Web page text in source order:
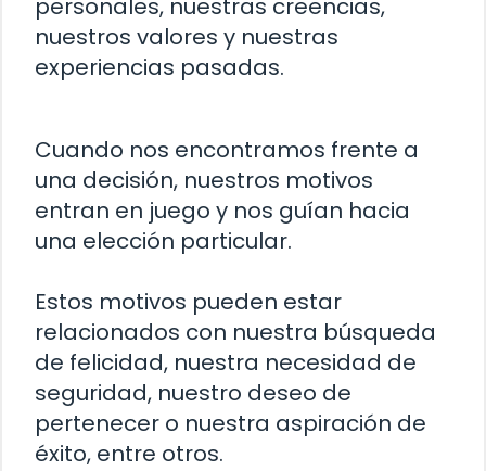
personales, nuestras creencias,
nuestros valores y nuestras
experiencias pasadas.
Cuando nos encontramos frente a
una decisión, nuestros motivos
entran en juego y nos guían hacia
una elección particular.
Estos motivos pueden estar
relacionados con nuestra búsqueda
de felicidad, nuestra necesidad de
seguridad, nuestro deseo de
pertenecer o nuestra aspiración de
éxito, entre otros.